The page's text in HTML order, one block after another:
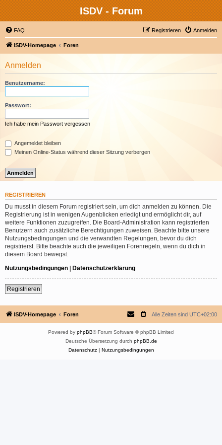
ISDV - Forum
FAQ Anmelden
Registrieren
ISDV-Homepage Foren
Anmelden
Benutzername:
Passwort:
Ich habe mein Passwort vergessen
Angemeldet bleiben
Meinen Online-Status während dieser Sitzung verbergen
REGISTRIEREN
Du musst in diesem Forum registriert sein, um dich anmelden zu können. Die
Registrierung ist in wenigen Augenblicken erledigt und ermöglicht dir, auf
weitere Funktionen zuzugreifen. Die Board-Administration kann registrierten
Benutzern auch zusätzliche Berechtigungen zuweisen. Beachte bitte unsere
Nutzungsbedingungen und die verwandten Regelungen, bevor du dich
registrierst. Bitte beachte auch die jeweiligen Forenregeln, wenn du dich in
diesem Board bewegst.
Nutzungsbedingungen | Datenschutzerklärung
Registrieren
ISDV-Homepage Foren Alle Zeiten sind UTC+02:00
Powered by phpBB® Forum Software © phpBB Limited
Deutsche Übersetzung durch phpBB.de
Datenschutz| Nutzungsbedingungen